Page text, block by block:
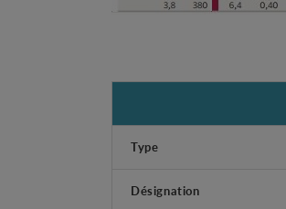
Type
Désignation